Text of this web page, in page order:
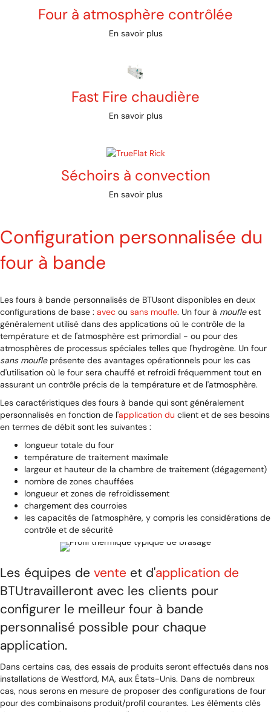
Four à atmosphère contrôlée
En savoir plus
Fast Fire chaudière
En savoir plus
Séchoirs à convection
En savoir plus
Configuration personnalisée du
four à bande
Les fours à bande personnalisés de BTUsont disponibles en deux
configurations de base : avec ou sans moufle. Un four à moufleest
généralement utilisé dans des applications où le contrôle de la
température et de l'atmosphère est primordial - ou pour des
atmosphères de processus spéciales telles que l'hydrogène. Un four
sans moufleprésente des avantages opérationnels pour les cas
d'utilisation où le four sera chauffé et refroidi fréquemment tout en
assurant un contrôle précis de la température et de l'atmosphère.
Les caractéristiques des fours à bande qui sont généralement
personnalisés en fonction de l'application du client et de ses besoins
en termes de débit sont les suivantes :
longueur totale du four
température de traitement maximale
largeur et hauteur de la chambre de traitement (dégagement)
nombre de zones chauffées
longueur et zones de refroidissement
chargement des courroies
les capacités de l'atmosphère, y compris les considérations de
contrôle et de sécurité
Les équipes de vente et d'application de
BTUtravailleront avec les clients pour
configurer le meilleur four à bande
personnalisé possible pour chaque
application.
Dans certains cas, des essais de produits seront effectués dans nos
installations de Westford, MA, aux États-Unis. Dans de nombreux
cas, nous serons en mesure de proposer des configurations de four
pour des combinaisons produit/profil courantes. Les éléments clés